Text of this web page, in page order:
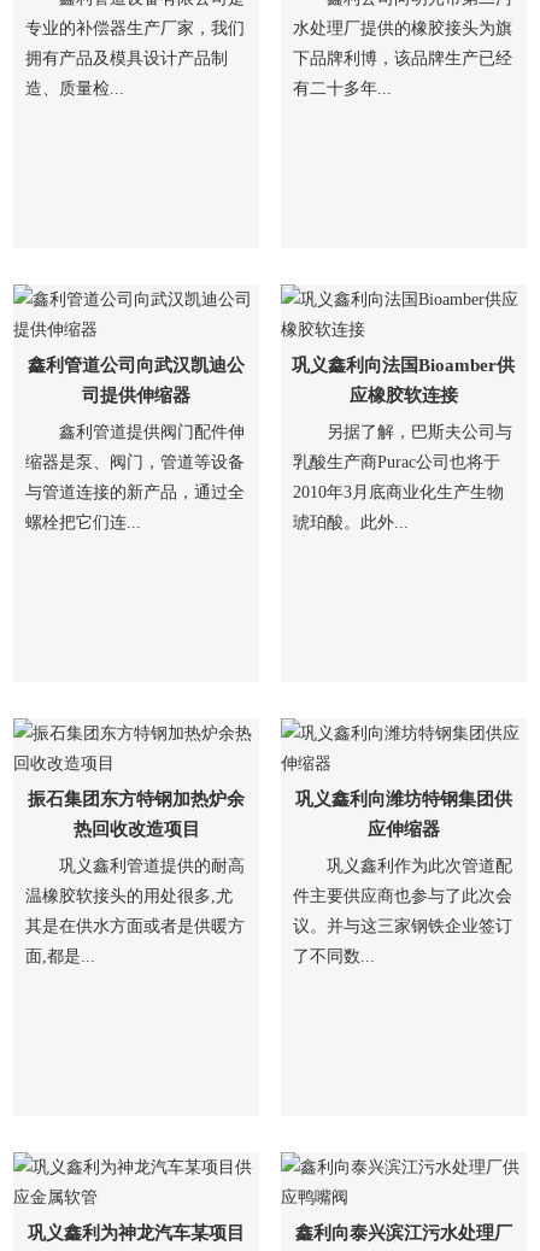
专业的补偿器生产厂家，我们
拥有产品及模具设计产品制
造、质量检...
水处理厂提供的橡胶接头为旗
下品牌利博，该品牌生产已经
有二十多年...
鑫利管道公司向武汉凯迪公
司提供伸缩器
鑫利管道提供阀门配件伸
缩器是泵、阀门，管道等设备
与管道连接的新产品，通过全
螺栓把它们连...
巩义鑫利向法国Bioamber供
应橡胶软连接
另据了解，巴斯夫公司与
乳酸生产商Purac公司也将于
2010年3月底商业化生产生物
琥珀酸。此外...
振石集团东方特钢加热炉余
热回收改造项目
巩义鑫利管道提供的耐高
温橡胶软接头的用处很多,尤
其是在供水方面或者是供暖方
面,都是...
巩义鑫利向潍坊特钢集团供
应伸缩器
巩义鑫利作为此次管道配
件主要供应商也参与了此次会
议。并与这三家钢铁企业签订
了不同数...
巩义鑫利为神龙汽车某项目
鑫利向泰兴滨江污水处理厂